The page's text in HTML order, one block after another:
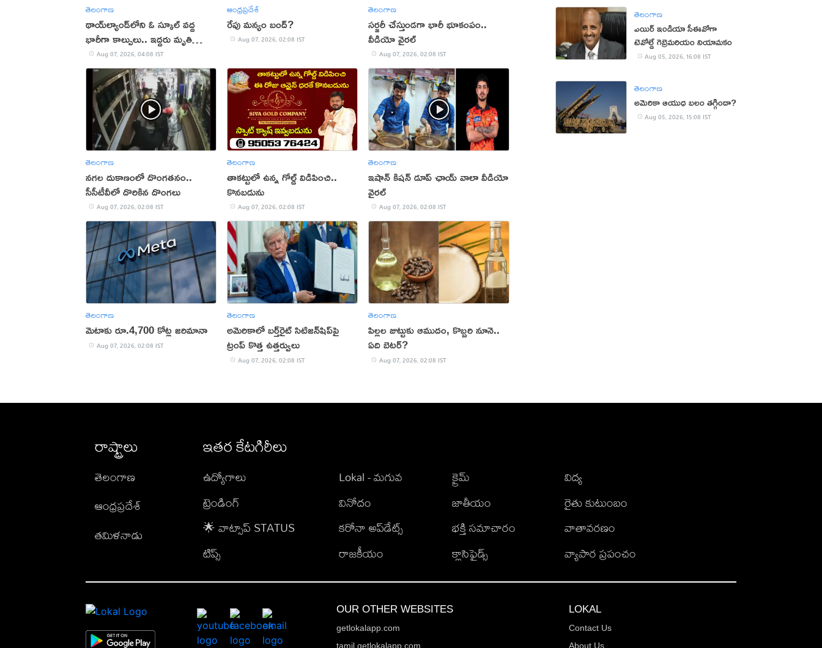
తెలంగాణ
థాయ్‌ల్యాండ్‌లోని ఓ స్కూల్‌ వద్ద
భారీగా కాల్పులు.. ఇద్దరు మృతి
(వీడియో)
Aug 07, 2026, 04:08 IST
ఆంధ్రప్రదేశ్
రేపు మన్యం బంద్‌?
Aug 07, 2026, 02:08 IST
తెలంగాణ
సర్జరీ చేస్తుండగా భారీ భూకంపం..
వీడియో వైరల్
Aug 07, 2026, 02:08 IST
తెలంగాణ
నగల దుకాణంలో దొంగతనం..
సీసీటీవీలో దొరికిన దొంగలు
Aug 07, 2026, 02:08 IST
తెలంగాణ
తాకట్టులో ఉన్న గోల్డ్ విడిపించి..
కొనబడును
Aug 07, 2026, 02:08 IST
తెలంగాణ
ఇషాన్ కిషన్ డూప్ ఛాయ్ వాలా వీడియో
వైరల్
Aug 07, 2026, 02:08 IST
తెలంగాణ
మెటాకు రూ.4,700 కోట్ల జరిమానా
Aug 07, 2026, 02:08 IST
తెలంగాణ
అమెరికాలో బర్త్‌రైట్ సిటిజన్‌షిప్‌పై
ట్రంప్ కొత్త ఉత్తర్వులు
Aug 07, 2026, 02:08 IST
తెలంగాణ
పిల్లల జుట్టుకు ఆముదం, కొబ్బరి నూనె..
ఏది బెటర్?
Aug 07, 2026, 02:08 IST
తెలంగాణ
ఎయిర్ ఇండియా సీఈవోగా
టెవోల్డే గెబ్రెమరియం నియామకం
Aug 05, 2026, 16:08 IST
తెలంగాణ
అమెరికా ఆయుధ బలం తగ్గిందా?
Aug 05, 2026, 15:08 IST
రాష్ట్రాలు
తెలంగాణ
ఆంధ్రప్రదేశ్
తమిళనాడు
ఇతర కేటగిరీలు
ఉద్యోగాలు
ట్రెండింగ్
🌟 వాట్సాప్ STATUS
టిప్స్
Lokal - మగువ
వినోదం
కరోనా అప్‌డేట్స్
రాజకీయం
క్రైమ్
జాతీయం
భక్తి సమాచారం
క్లాసిఫైడ్స్
విద్య
రైతు కుటుంబం
వాతావరణం
వ్యాపార ప్రపంచం
OUR OTHER WEBSITES
getlokalapp.com
tamil.getlokalapp.com
LOKAL
Contact Us
About Us